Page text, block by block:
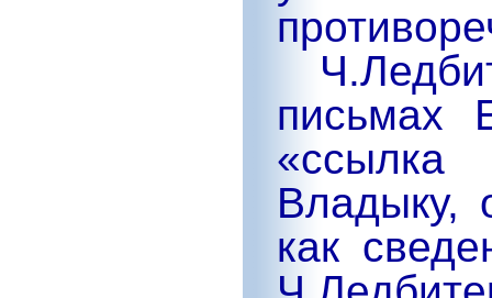
письмах
Владыку,
как